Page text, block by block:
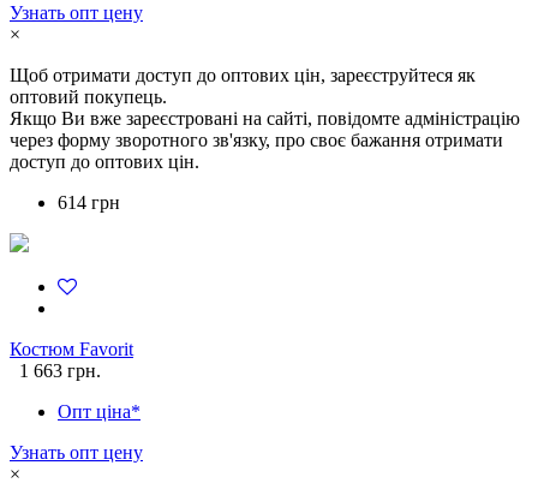
Узнать опт цену
×
Щоб отримати доступ до оптових цін, зареєструйтеся як
оптовий покупець.
Якщо Ви вже зареєстровані на сайті, повідомте адміністрацію
через форму зворотного зв'язку, про своє бажання отримати
доступ до оптових цін.
614 грн
Костюм Favorit
1 663 грн.
Опт ціна*
Узнать опт цену
×